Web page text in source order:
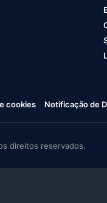
cookies Notificação de
direitos reservados.